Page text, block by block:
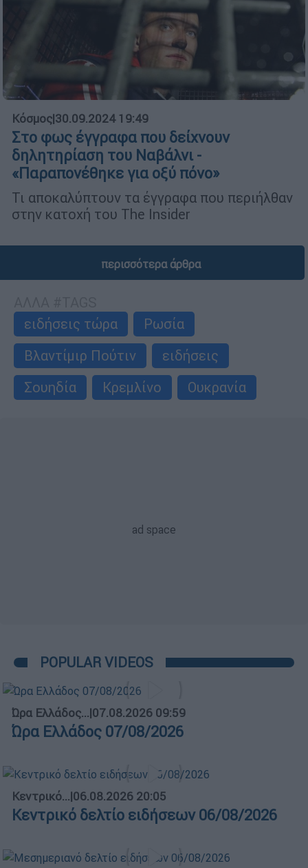
Κόσμος|30.09.2024 19:49
Στο φως έγγραφα που δείχνουν
δηλητηρίαση του Ναβάλνι -
«Παραπονέθηκε για οξύ πόνο»
Τι αποκαλύπτουν τα έγγραφα που περιήλθαν
στην κατοχή του The Insider
περισσότερα άρθρα
ειδήσεις τώρα
Ρωσία
Βλαντίμιρ Πούτιν
ειδήσεις
Σουηδία
Κρεμλίνο Ουκρανία
POPULAR VIDEOS
Ώρα Ελλάδος...|07.08.2026 09:59
Ώρα Ελλάδος 07/08/2026
Κεντρικό...|06.08.2026 20:05
Κεντρικό δελτίο ειδήσεων 06/08/2026